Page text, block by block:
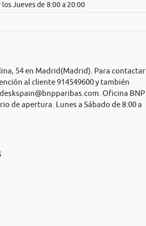
los Jueves de 8:00 a 20:00
54 en Madrid(Madrid). Para contactar
al cliente 914549600 y también
. Oficina BNP
de apertura. Lunes a Sábado de 8:00 a